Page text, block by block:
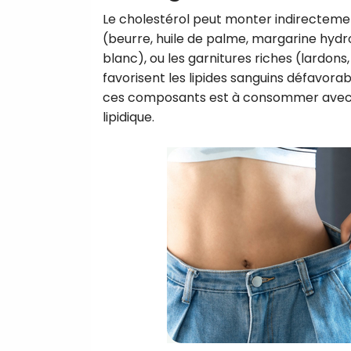
Le cholestérol peut monter
(beurre, huile de palme, margarine
blanc), ou les garnitures riches
favorisent les lipides sanguins
ces composants est à consommer
lipidique.